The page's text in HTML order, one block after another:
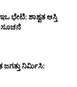
ಭೇಟಿ: ಶಾಶ್ವತ ಆಸ್ತಿ
ಸೂಚನೆ
ಜಗತ್ತು ನಿರ್ಮಿಸಿ: